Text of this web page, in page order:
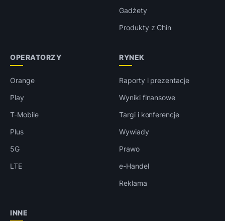
Gadżety
Produkty z Chin
OPERATORZY
Orange
Play
T-Mobile
Plus
5G
LTE
RYNEK
Raporty i prezentacje
Wyniki finansowe
Targi i konferencje
Wywiady
Prawo
e-Handel
Reklama
INNE